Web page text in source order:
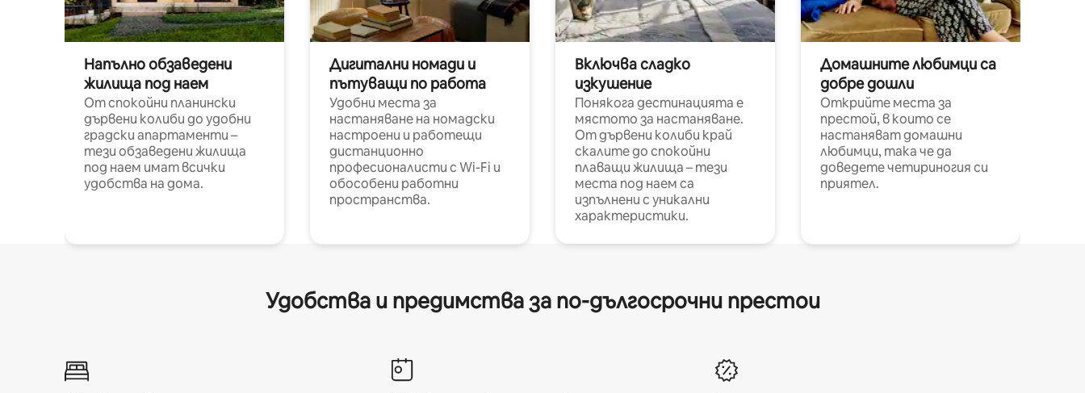
Напълно обзаведени
жилища под наем
От спокойни планински
дървени колиби до удобни
градски апартаменти –
тези обзаведени жилища
под наем имат всички
удобства на дома.
Дигитални номади и
пътуващи по работа
Удобни места за
настаняване на номадски
настроени и работещи
дистанционно
професионалисти с Wi-Fi и
обособени работни
пространства.
Включва сладко
изкушение
Понякога дестинацията е
мястото за настаняване.
От дървени колиби край
скалите до спокойни
плаващи жилища – тези
места под наем са
изпълнени с уникални
характеристики.
Домашните любимци са
добре дошли
Открийте места за
престой, в които се
настаняват домашни
любимци, така че да
доведете четириногия си
приятел.
Удобства и предимства за по-дългосрочни престои